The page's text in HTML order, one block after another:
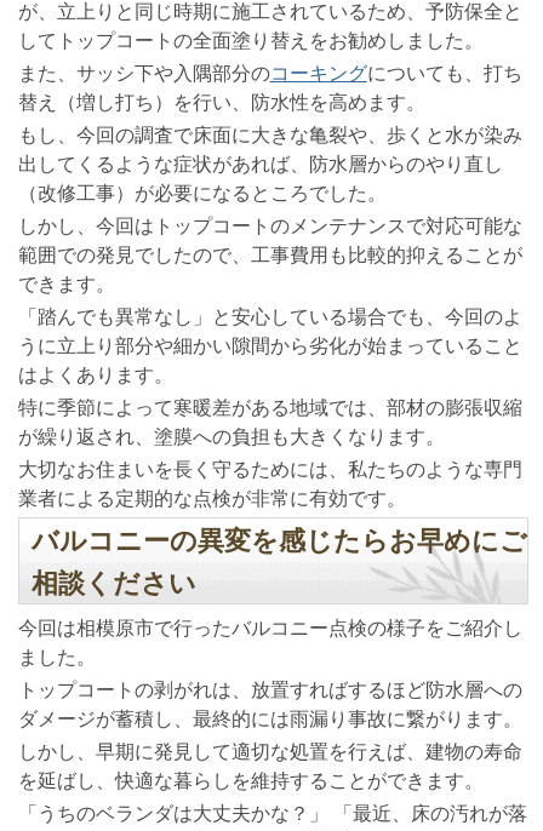
が、立上りと同じ時期に施工されているため、予防保全と
してトップコートの全面塗り替えをお勧めしました。
また、サッシ下や入隅部分のコーキングについても、打ち
替え（増し打ち）を行い、防水性を高めます。
もし、今回の調査で床面に大きな亀裂や、歩くと水が染み
出してくるような症状があれば、防水層からのやり直し
（改修工事）が必要になるところでした。
しかし、今回はトップコートのメンテナンスで対応可能な
範囲での発見でしたので、工事費用も比較的抑えることが
できます。
「踏んでも異常なし」と安心している場合でも、今回のよ
うに立上り部分や細かい隙間から劣化が始まっていること
はよくあります。
特に季節によって寒暖差がある地域では、部材の膨張収縮
が繰り返され、塗膜への負担も大きくなります。
大切なお住まいを長く守るためには、私たちのような専門
業者による定期的な点検が非常に有効です。
バルコニーの異変を感じたらお早めにご
相談ください
今回は相模原市で行ったバルコニー点検の様子をご紹介し
ました。
トップコートの剥がれは、放置すればするほど防水層への
ダメージが蓄積し、最終的には雨漏り事故に繋がります。
しかし、早期に発見して適切な処置を行えば、建物の寿命
を延ばし、快適な暮らしを維持することができます。
「うちのベランダは大丈夫かな？」 「最近、床の汚れが落